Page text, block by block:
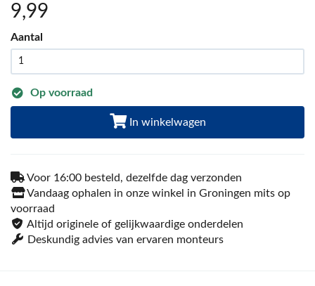
9,99
Aantal
Op voorraad
In winkelwagen
Voor 16:00 besteld, dezelfde dag verzonden
Vandaag ophalen in onze winkel in Groningen mits op
voorraad
Altijd originele of gelijkwaardige onderdelen
Deskundig advies van ervaren monteurs